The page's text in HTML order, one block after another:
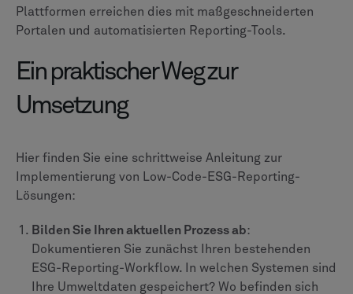
Plattformen erreichen dies mit maßgeschneiderten
Portalen und automatisierten Reporting-Tools.
Ein praktischer Weg zur
Umsetzung
Hier finden Sie eine schrittweise Anleitung zur
Implementierung von Low-Code-ESG-Reporting-
Lösungen:
Bilden Sie Ihren aktuellen Prozess ab:
Dokumentieren Sie zunächst Ihren bestehenden
ESG-Reporting-Workflow. In welchen Systemen sind
Ihre Umweltdaten gespeichert? Wo befinden sich